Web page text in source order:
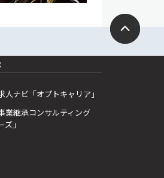
人ナビ「オプトキャリア」
業継承コンサルティング
」